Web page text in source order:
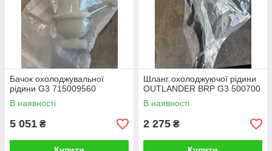
Бачок охолоджувальної
рідини G3 715009560
В наявності
5 051 ₴
Шланг охолоджуючої рідини
OUTLANDER BRP G3 500700
В наявності
2 275 ₴